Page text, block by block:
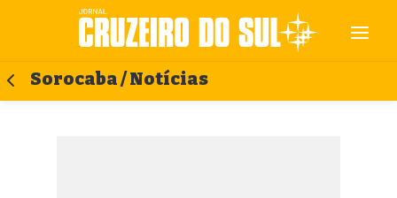
Sorocaba / Notícias